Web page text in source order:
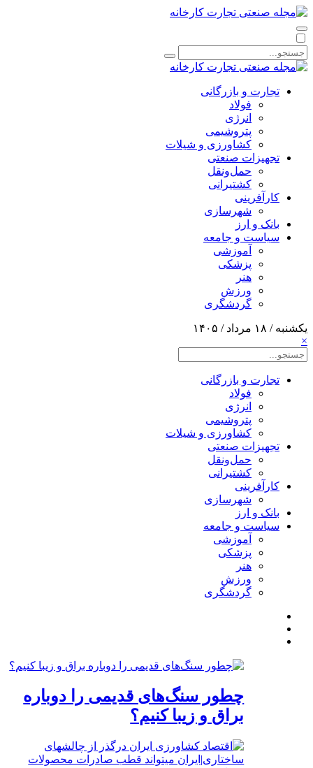
تجارت و بازرگانی
فولاد
انرژی
پتروشیمی
کشاورزی و شیلات
تجهیزات صنعتی
حمل‌و‌نقل
کشتیرانی
کارآفرینی
شهرسازی
بانک و ارز
سیاست و جامعه
آموزشی
پزشکی
هنر
ورزش
گردشگری
یکشنبه / ۱۸ مرداد / ۱۴۰۵
×
تجارت و بازرگانی
فولاد
انرژی
پتروشیمی
کشاورزی و شیلات
تجهیزات صنعتی
حمل‌و‌نقل
کشتیرانی
کارآفرینی
شهرسازی
بانک و ارز
سیاست و جامعه
آموزشی
پزشکی
هنر
ورزش
گردشگری
چطور سنگ‌های قدیمی را دوباره
براق و زیبا کنیم؟